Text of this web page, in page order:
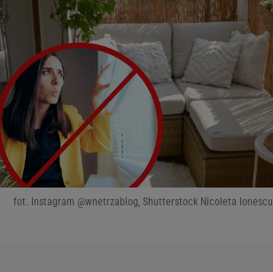
fot. Instagram @wnetrzablog, Shutterstock Nicoleta Ionescu